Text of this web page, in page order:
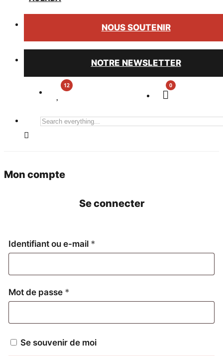
NOUS SOUTENIR
NOTRE NEWSLETTER
0
Search
Mon compte
Se connecter
Identifiant ou e-mail *
Mot de passe *
Se souvenir de moi